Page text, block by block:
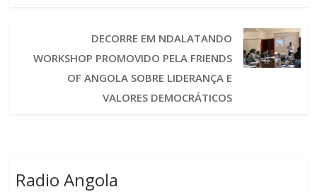
DECORRE EM NDALATANDO
WORKSHOP PROMOVIDO PELA FRIENDS
OF ANGOLA SOBRE LIDERANÇA E
VALORES DEMOCRÁTICOS
Radio Angola